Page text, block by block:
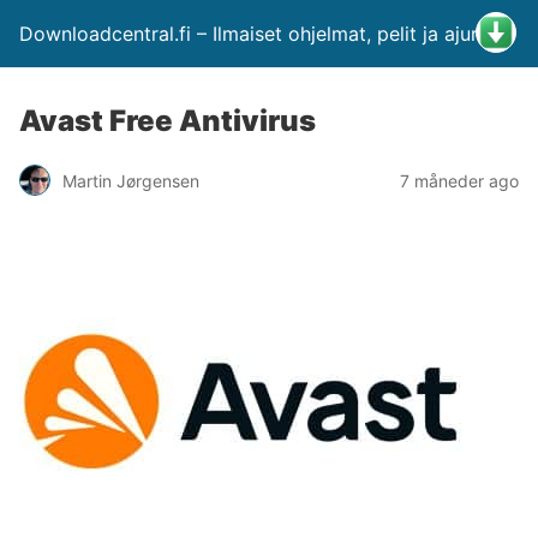
Downloadcentral.fi – Ilmaiset ohjelmat, pelit ja ajurit
Avast Free Antivirus
Martin Jørgensen 7 måneder ago